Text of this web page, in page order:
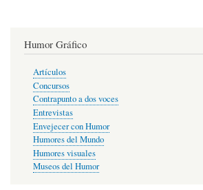
Humor Gráfico
Artículos
Concursos
Contrapunto a dos voces
Entrevistas
Envejecer con Humor
Humores del Mundo
Humores visuales
Museos del Humor